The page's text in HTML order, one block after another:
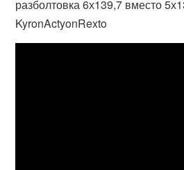
разболтовка 6х139,7 вместо
KyronActyonRexto